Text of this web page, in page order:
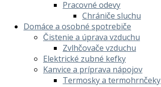
Pracovné odevy
Chrániče sluchu
Domáce a osobné spotrebiče
Čistenie a úprava vzduchu
Zvlhčovače vzduchu
Elektrické zubné kefky
Kanvice a príprava nápojov
Termosky a termohrnčeky